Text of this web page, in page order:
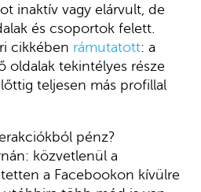
inaktív vagy elárvult, de
és csoportok felett.
cikkében rámutatott: a
oldalak tekintélyes része
teljesen más profillal
pénz?
közvetlenül a
a Facebookon kívülre